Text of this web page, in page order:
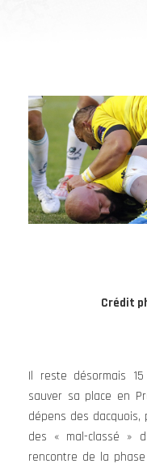
Crédit
Il reste désormais 15
sauver sa place en
dépens des dacquois,
des « mal-classé »
rencontre de la